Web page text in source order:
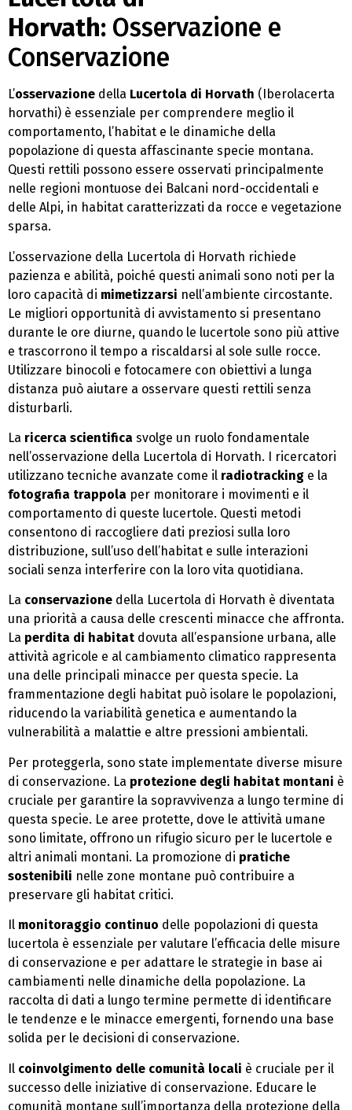
Horvath: Osservazione e
Conservazione
L’osservazione della Lucertola di Horvath (Iberolacerta
horvathi) è essenziale per comprendere meglio il
comportamento, l’habitat e le dinamiche della
popolazione di questa affascinante specie montana.
Questi rettili possono essere osservati principalmente
nelle regioni montuose dei Balcani nord-occidentali e
delle Alpi, in habitat caratterizzati da rocce e vegetazione
sparsa.
L’osservazione della Lucertola di Horvath richiede
pazienza e abilità, poiché questi animali sono noti per la
loro capacità di mimetizzarsi nell’ambiente circostante.
Le migliori opportunità di avvistamento si presentano
durante le ore diurne, quando le lucertole sono più attive
e trascorrono il tempo a riscaldarsi al sole sulle rocce.
Utilizzare binocoli e fotocamere con obiettivi a lunga
distanza può aiutare a osservare questi rettili senza
disturbarli.
La ricerca scientifica svolge un ruolo fondamentale
nell’osservazione della Lucertola di Horvath. I ricercatori
utilizzano tecniche avanzate come il radiotracking e la
fotografia trappola per monitorare i movimenti e il
comportamento di queste lucertole. Questi metodi
consentono di raccogliere dati preziosi sulla loro
distribuzione, sull’uso dell’habitat e sulle interazioni
sociali senza interferire con la loro vita quotidiana.
La conservazione della Lucertola di Horvath è diventata
una priorità a causa delle crescenti minacce che affronta.
La perdita di habitat dovuta all’espansione urbana, alle
attività agricole e al cambiamento climatico rappresenta
una delle principali minacce per questa specie. La
frammentazione degli habitat può isolare le popolazioni,
riducendo la variabilità genetica e aumentando la
vulnerabilità a malattie e altre pressioni ambientali.
Per proteggerla, sono state implementate diverse misure
di conservazione. La protezione degli habitat montani è
cruciale per garantire la sopravvivenza a lungo termine di
questa specie. Le aree protette, dove le attività umane
sono limitate, offrono un rifugio sicuro per le lucertole e
altri animali montani. La promozione di pratiche
sostenibili nelle zone montane può contribuire a
preservare gli habitat critici.
Il monitoraggio continuo delle popolazioni di questa
lucertola è essenziale per valutare l’efficacia delle misure
di conservazione e per adattare le strategie in base ai
cambiamenti nelle dinamiche della popolazione. La
raccolta di dati a lungo termine permette di identificare
le tendenze e le minacce emergenti, fornendo una base
solida per le decisioni di conservazione.
Il coinvolgimento delle comunità locali è cruciale per il
successo delle iniziative di conservazione. Educare le
comunità montane sull’importanza della protezione della